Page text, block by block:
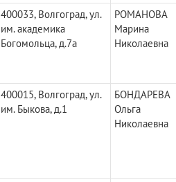
400033, Волгоград, ул.
им. академика
Богомольца, д.7а
РОМАНОВА
Марина
Николаевна
400015, Волгоград, ул.
им. Быкова, д.1
БОНДАРЕВА
Ольга
Николаевна